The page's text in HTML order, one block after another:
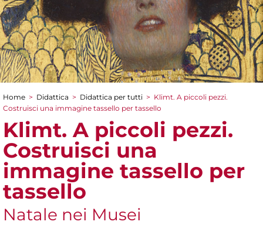
Tu sei qui
Home > Didattica > Didattica per tutti > Klimt. A piccoli pezzi.
Costruisci una immagine tassello per tassello
Klimt. A piccoli pezzi.
Costruisci una
immagine tassello per
tassello
Natale nei Musei